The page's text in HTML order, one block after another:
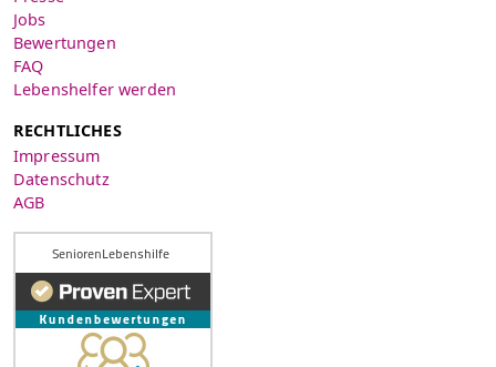
Jobs
Bewertungen
FAQ
Lebenshelfer werden
RECHTLICHES
Impressum
Datenschutz
AGB